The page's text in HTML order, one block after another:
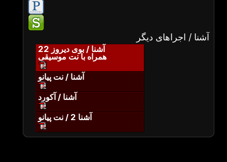
آشنا / اجراهای دیگر
آشنا / بوی دیروز 22
همراه با نت موسیقی
آشنا / نت پیانو
آشنا / آکورد
آشنا 2 / نت پیانو